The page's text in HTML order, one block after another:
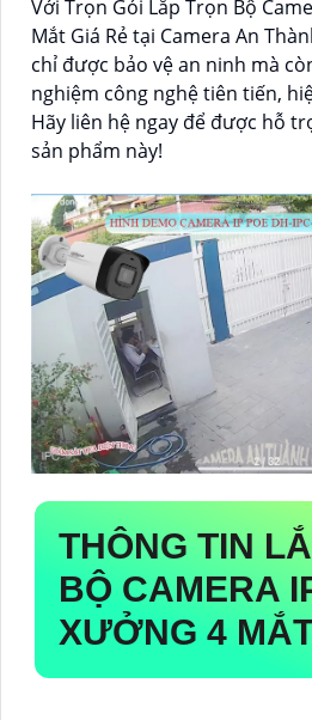
Với Trọn Gói Lắp Trọn Bộ
Mắt Giá Rẻ tại Camera An
chỉ được bảo vệ an ninh mà
nghiệm công nghệ tiên tiến,
Hãy liên hệ ngay để được hỗ
sản phẩm này!
THÔNG TIN
BỘ CAMERA
XƯỞNG 4